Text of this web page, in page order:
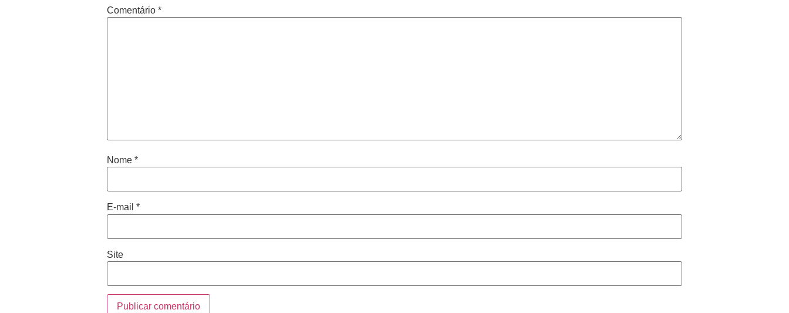
Comentário *
Nome *
E-mail *
Site